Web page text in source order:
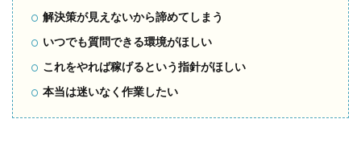
解決策が見えないから諦めてしまう
いつでも質問できる環境がほしい
これをやれば稼げるという指針がほしい
本当は迷いなく作業したい